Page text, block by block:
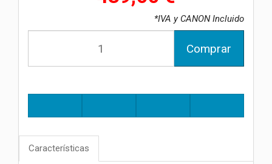
*IVA y CANON Incluido
Comprar
Características